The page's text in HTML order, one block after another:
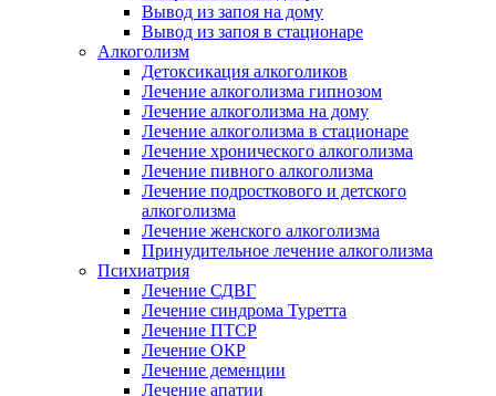
Вывод из запоя на дому
Вывод из запоя в стационаре
Алкоголизм
Детоксикация алкоголиков
Лечение алкоголизма гипнозом
Лечение алкоголизма на дому
Лечение алкоголизма в стационаре
Лечение хронического алкоголизма
Лечение пивного алкоголизма
Лечение подросткового и детского
алкоголизма
Лечение женского алкоголизма
Принудительное лечение алкоголизма
Психиатрия
Лечение СДВГ
Лечение синдрома Туретта
Лечение ПТСР
Лечение ОКР
Лечение деменции
Лечение апатии